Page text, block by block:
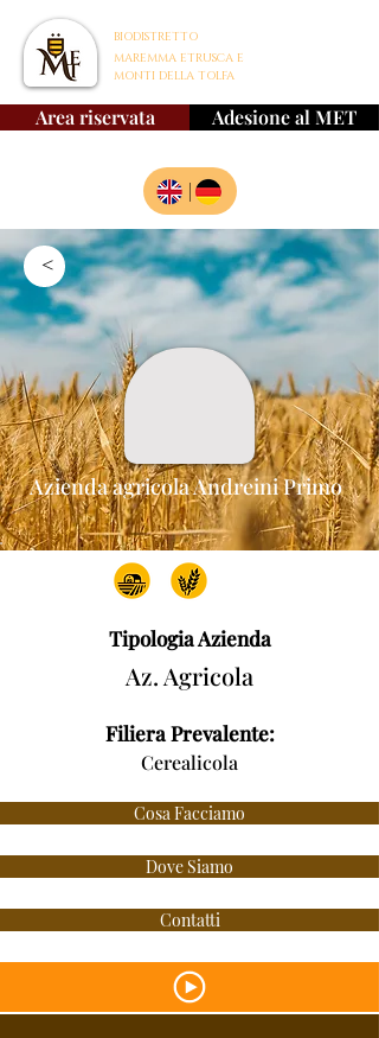
BIODISTRETTO
MAREMMA ETRUSCA E
MONTI DELLA TOLFA
Area riservata Adesione al MET
>
Azienda agricola Andreini Primo
Tipologia Azienda
Az. Agricola
Filiera Prevalente:
Cerealicola
Cosa Facciamo
Dove Siamo
Contatti